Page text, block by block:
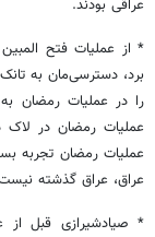
عراقی بودند.
* از عملیات فتح
برد، دسترسی‌مان به
را در عملیات رمضان
عملیات رمضان در لاک
عملیات رمضان تجربه
عراق، عراق گذشته